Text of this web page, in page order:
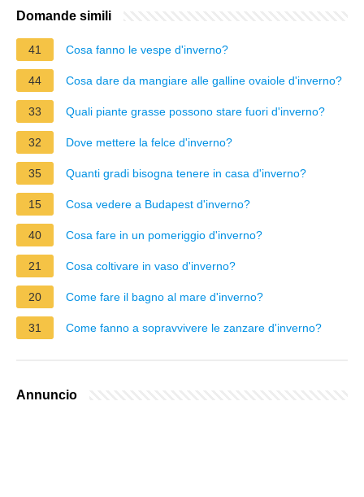
Domande simili
41 Cosa fanno le vespe d'inverno?
44 Cosa dare da mangiare alle galline ovaiole d'inverno?
33 Quali piante grasse possono stare fuori d'inverno?
32 Dove mettere la felce d'inverno?
35 Quanti gradi bisogna tenere in casa d'inverno?
15 Cosa vedere a Budapest d'inverno?
40 Cosa fare in un pomeriggio d'inverno?
21 Cosa coltivare in vaso d'inverno?
20 Come fare il bagno al mare d'inverno?
31 Come fanno a sopravvivere le zanzare d'inverno?
Annuncio